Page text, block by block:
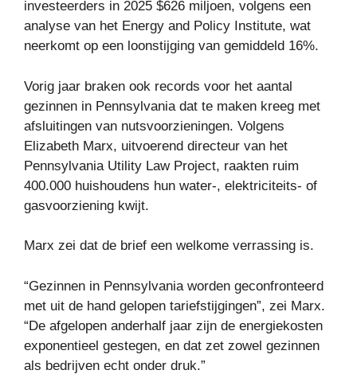
investeerders in 2025 $626 miljoen, volgens een
analyse van het Energy and Policy Institute, wat
neerkomt op een loonstijging van gemiddeld 16%.
Vorig jaar braken ook records voor het aantal
gezinnen in Pennsylvania dat te maken kreeg met
afsluitingen van nutsvoorzieningen. Volgens
Elizabeth Marx, uitvoerend directeur van het
Pennsylvania Utility Law Project, raakten ruim
400.000 huishoudens hun water-, elektriciteits- of
gasvoorziening kwijt.
Marx zei dat de brief een welkome verrassing is.
“Gezinnen in Pennsylvania worden geconfronteerd
met uit de hand gelopen tariefstijgingen”, zei Marx.
“De afgelopen anderhalf jaar zijn de energiekosten
exponentieel gestegen, en dat zet zowel gezinnen
als bedrijven echt onder druk.”